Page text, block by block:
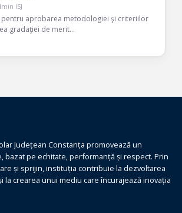
ISJ
pentru aprobarea metodologiei şi criteriilor
gradaţiei de merit…
Județean Constanța promovează un
bazat pe echitate, performanță și respect. Prin
și sprijin, instituția contribuie la dezvoltarea
la crearea unui mediu care încurajează inovația